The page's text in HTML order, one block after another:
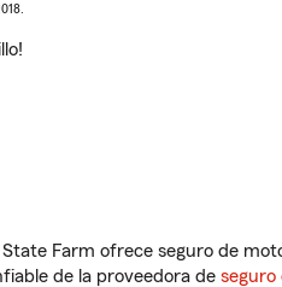
Farm ofrece seguro de
de la proveedora de seguro